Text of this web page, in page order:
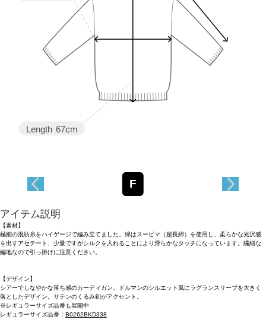
Length 67cm
F
アイテム説明
【素材】
極細の混紡糸をハイゲージで編み立てました。綿はスーピマ（超長綿）を使用し、柔らかな光沢感
を出すアセテート、少量ですがシルクを入れることにより滑らかなタッチになっています。繊細な
編地なので引っ掛けに注意ください。
【デザイン】
シアーでしなやかな落ち感のカーディガン。ドルマンのシルエット風にラグランスリーブを大きく
落としたデザイン。サテンのくるみ釦がアクセント。
※レギュラーサイズ品番も展開中
レギュラーサイズ品番： B0262BKD338